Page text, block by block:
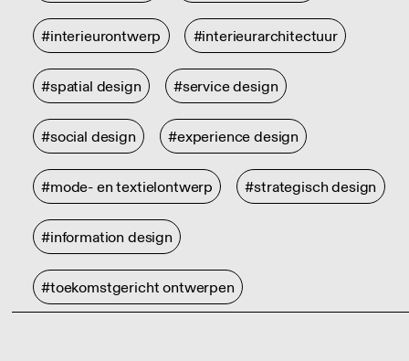
#interieurontwerp #interieurarchitectuur
#spatial design #service design
#social design #experience design
#mode- en textielontwerp #strategisch design
#information design
#toekomstgericht ontwerpen